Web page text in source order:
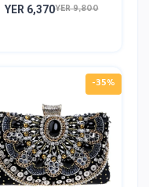
YER 9,800
YER 6,370
-35%